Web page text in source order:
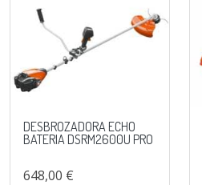
DESBROZADORA ECHO
BATERIA DSRM2600U PRO
648,00 €